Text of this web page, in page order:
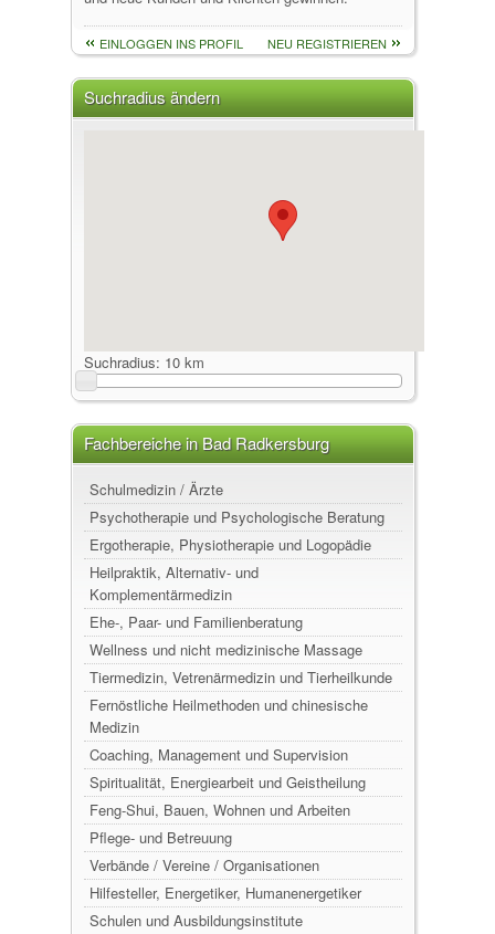
EINLOGGEN INS PROFIL NEU REGISTRIEREN
Suchradius ändern
Suchradius: 10 km
Fachbereiche in Bad Radkersburg
Schulmedizin / Ärzte
Psychotherapie und Psychologische Beratung
Ergotherapie, Physiotherapie und Logopädie
Heilpraktik, Alternativ- und
Komplementärmedizin
Ehe-, Paar- und Familienberatung
Wellness und nicht medizinische Massage
Tiermedizin, Vetrenärmedizin und Tierheilkunde
Fernöstliche Heilmethoden und chinesische
Medizin
Coaching, Management und Supervision
Spiritualität, Energiearbeit und Geistheilung
Feng-Shui, Bauen, Wohnen und Arbeiten
Pflege- und Betreuung
Verbände / Vereine / Organisationen
Hilfesteller, Energetiker, Humanenergetiker
Schulen und Ausbildungsinstitute